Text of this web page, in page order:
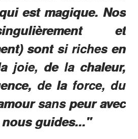
est magique. Nos
et
sont si riches en
joie, de la chaleur,
de la force, du
sans peur avec
guides..."